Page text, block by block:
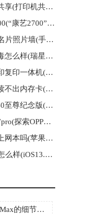
打印机共享(打印机共享：让办公更高效)
康艺2700(“康艺2700”：健康与艺术的结合)
手机qq名片照片墙(手机QQ头像墙：秀出你的个性照片)
瑞星杀毒怎么样(瑞星杀毒软件的评价及使用体验分享)
惠普打印复印一体机(惠普多功能一体机：打印、复印、扫描三合一)
读卡器读不出内存卡(内存卡无法被读取，如何解决？)
redmik30至尊纪念版(红米K30至尊纪念版：更快、更强，打造极致使用体验！)
oppor17pro(探索OPPOR17Pro的领先科技与卓越表现)
苹果有上网本吗(苹果是否有推出自家品牌的上网本？)
ios13.1怎么样(iOS13.1使用体验分享：值不值得升级？)
苹果12promax(全方位解析苹果12ProMax的细节与黑科技)